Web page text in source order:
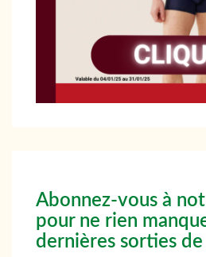
Abonnez-vous à
pour ne rien
dernières sorties de